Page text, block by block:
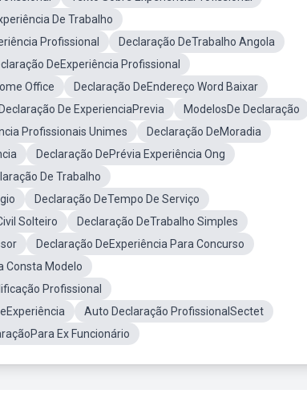
De Trabalho
Profissional
Declaração DeTrabalho Angola
DeExperiência Profissional
Office
Declaração DeEndereço Word Baixar
Declaração De ExperienciaPrevia
ModelosDe Declaração
Profissionais Unimes
Declaração DeMoradia
Declaração DePrévia Experiência Ong
De Trabalho
Declaração DeTempo De Serviço
Solteiro
Declaração DeTrabalho Simples
Declaração DeExperiência Para Concurso
Consta Modelo
Profissional
Auto Declaração ProfissionalSectet
Ex Funcionário